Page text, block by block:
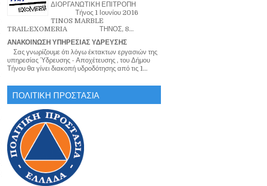
ΔΙΟΡΓΑΝΩΤΙΚΗ ΕΠΙΤΡΟΠΗ
Τήνος 1 Ιουνίου 2016
TINOS MARBLE
TRAIL:EXOMERIA ΤΗΝΟΣ, 8...
ΑΝΑΚΟΙΝΩΣΗ ΥΠΗΡΕΣΙΑΣ ΥΔΡΕΥΣΗΣ
Σας γνωρίζουμε ότι λόγω έκτακτων εργασιών της
υπηρεσίας Ύδρευσης - Αποχέτευσης , του Δήμου
Τήνου θα γίνει διακοπή υδροδότησης από τις 1...
ΠΟΛΙΤΙΚΗ ΠΡΟΣΤΑΣΙΑ